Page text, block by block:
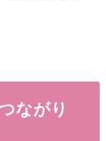
ながり